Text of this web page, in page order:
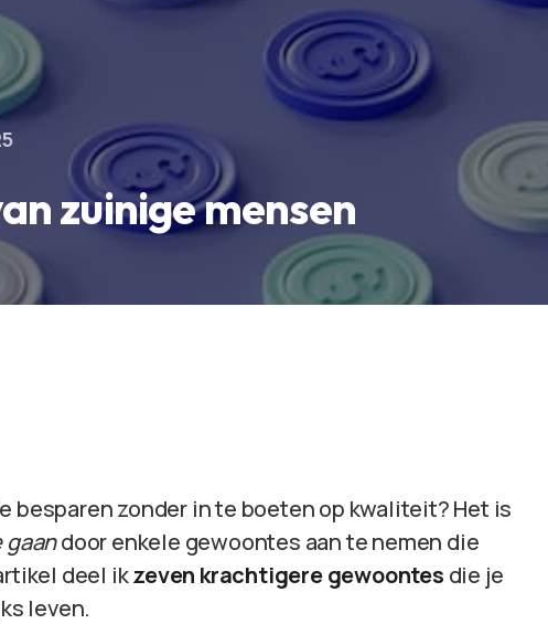
zuinige mensen
besparen zonder in te boeten op kwaliteit? Het is
gaandoor enkele gewoontes aan te nemen die
deel ikzeven krachtigere gewoontes die je
leven.